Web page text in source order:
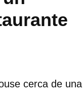
cerca de una